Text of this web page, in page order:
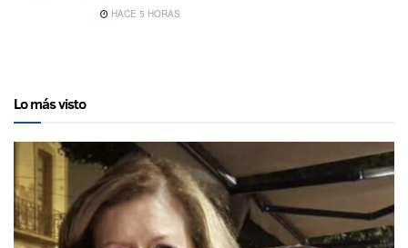
HACE 5 HORAS
Lo más visto